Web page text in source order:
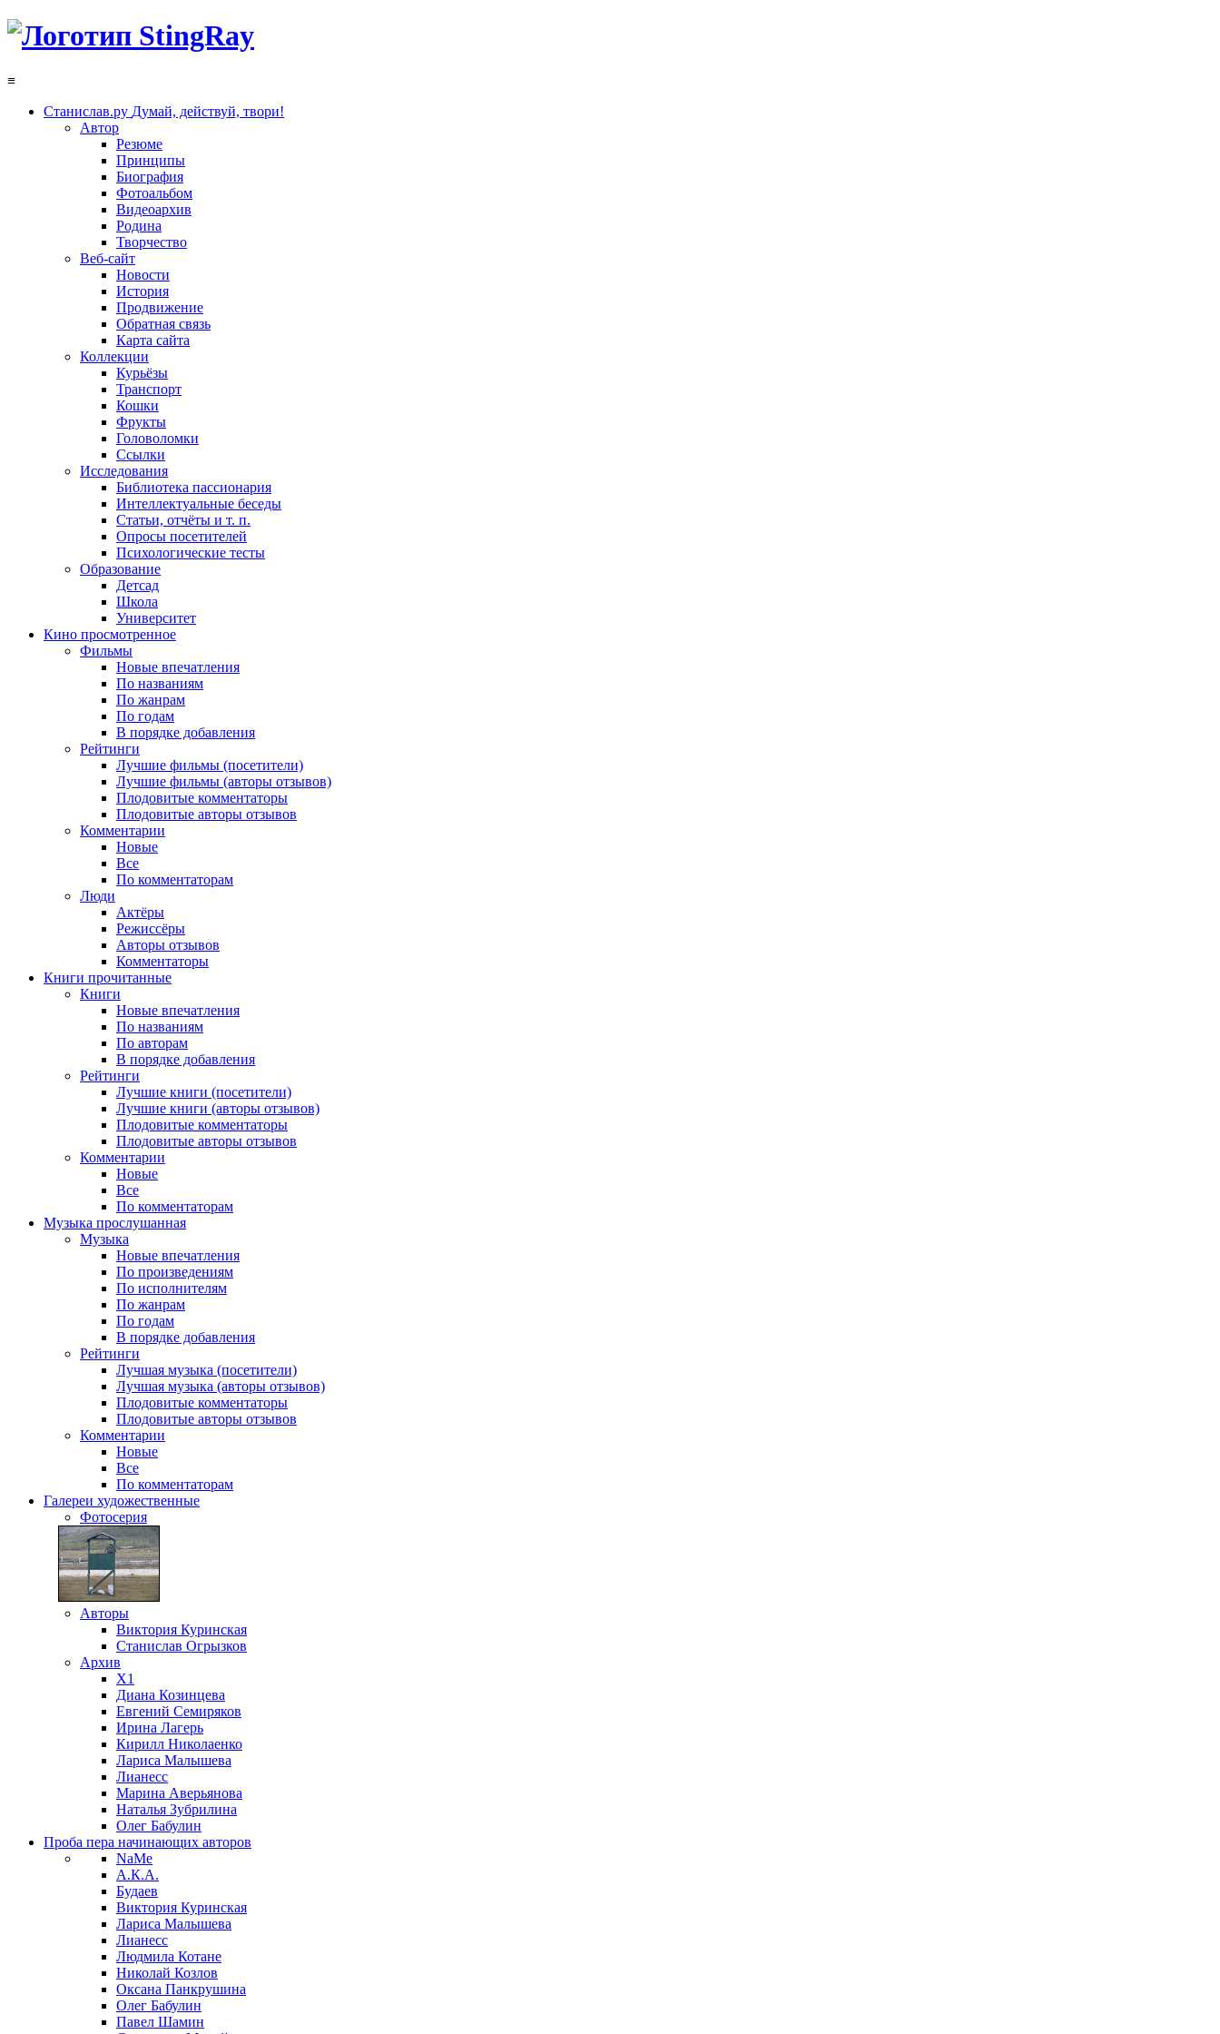
≡
Станислав.ру Думай, действуй, твори!
Автор
Резюме
Принципы
Биография
Фотоальбом
Видеоархив
Родина
Творчество
Веб-сайт
Новости
История
Продвижение
Обратная связь
Карта сайта
Коллекции
Курьёзы
Транспорт
Кошки
Фрукты
Головоломки
Ссылки
Исследования
Библиотека пассионария
Интеллектуальные беседы
Статьи, отчёты и т. п.
Опросы посетителей
Психологические тесты
Образование
Детсад
Школа
Университет
Кино просмотренное
Фильмы
Новые впечатления
По названиям
По жанрам
По годам
В порядке добавления
Рейтинги
Лучшие фильмы (посетители)
Лучшие фильмы (авторы отзывов)
Плодовитые комментаторы
Плодовитые авторы отзывов
Комментарии
Новые
Все
По комментаторам
Люди
Актёры
Режиссёры
Авторы отзывов
Комментаторы
Книги прочитанные
Книги
Новые впечатления
По названиям
По авторам
В порядке добавления
Рейтинги
Лучшие книги (посетители)
Лучшие книги (авторы отзывов)
Плодовитые комментаторы
Плодовитые авторы отзывов
Комментарии
Новые
Все
По комментаторам
Музыка прослушанная
Музыка
Новые впечатления
По произведениям
По исполнителям
По жанрам
По годам
В порядке добавления
Рейтинги
Лучшая музыка (посетители)
Лучшая музыка (авторы отзывов)
Плодовитые комментаторы
Плодовитые авторы отзывов
Комментарии
Новые
Все
По комментаторам
Галереи художественные
Фотосерия
Авторы
Виктория Куринская
Станислав Огрызков
Архив
X1
Диана Козинцева
Евгений Семиряков
Ирина Лагерь
Кирилл Николаенко
Лариса Малышева
Лианесс
Марина Аверьянова
Наталья Зубрилина
Олег Бабулин
Проба пера начинающих авторов
NaMe
А.К.А.
Будаев
Виктория Куринская
Лариса Малышева
Лианесс
Людмила Котане
Николай Козлов
Оксана Панкрушина
Олег Бабулин
Павел Шамин